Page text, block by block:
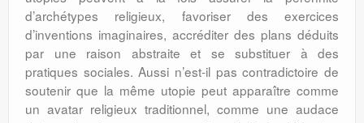
d’archétypes religieux, favoriser des exercices
d’inventions imaginaires, accréditer des plans déduits
par une raison abstraite et se substituer à des
pratiques sociales. Aussi n’est-il pas contradictoire de
soutenir que la même utopie peut apparaître comme
un avatar religieux traditionnel, comme une audace